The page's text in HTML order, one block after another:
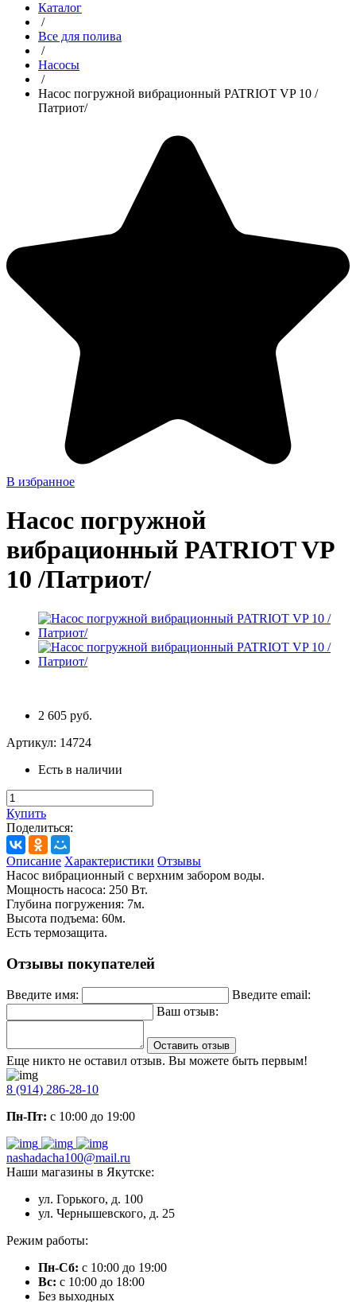
Каталог
/
Все для полива
/
Насосы
/
Насос погружной вибрационный PATRIOT VP 10 /
Патриот/
В избранное
Насос погружной
вибрационный PATRIOT VP
10 /Патриот/
2 605 руб.
Артикул: 14724
Есть в наличии
Купить
Поделиться:
Описание Характеристики Отзывы
Насос вибрационный с верхним забором воды.
Мощность насоса: 250 Вт.
Глубина погружения: 7м.
Высота подъема: 60м.
Есть термозащита.
Отзывы покупателей
Введите имя:
Введите email:
Ваш отзыв:
Оставить отзыв
Еще никто не оставил отзыв. Вы можете быть первым!
8 (914) 286-28-10
Пн-Пт: с 10:00 до 19:00
nashadacha100@mail.ru
Наши магазины в Якутске:
ул. Горького, д. 100
ул. Чернышевского, д. 25
Режим работы:
Пн-Сб: с 10:00 до 19:00
Вс: с 10:00 до 18:00
Без выходных